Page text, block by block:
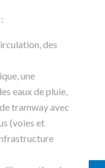
des
une
eaux de pluie,
tramway avec
(voies et